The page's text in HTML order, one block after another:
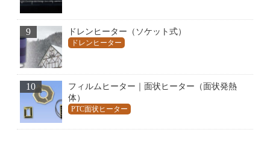
9 ドレンヒーター（ソケット式）
ドレンヒーター
10
フィルムヒーター｜面状ヒーター（面状発熱
体）
PTC面状ヒーター